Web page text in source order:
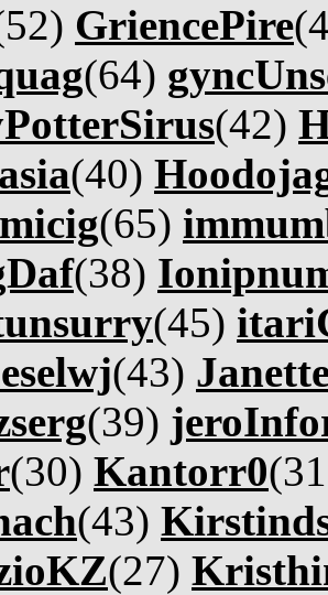
GriencePire
(64)
(42)
(40)
(65)
(38)
(45)
(43)
(39)
(30) Kantorr0
(43)
(27)